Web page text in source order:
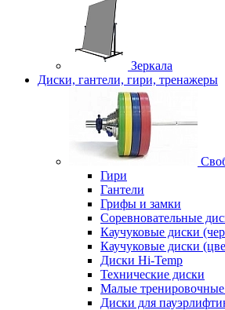
Зеркала
Диски, гантели, гири, тренажеры
Гири
Гантели
Грифы и замки
Соревновательные
Каучуковые диски
Каучуковые диски
Диски Hi-Temp
Технические диски
Малые
Диски для